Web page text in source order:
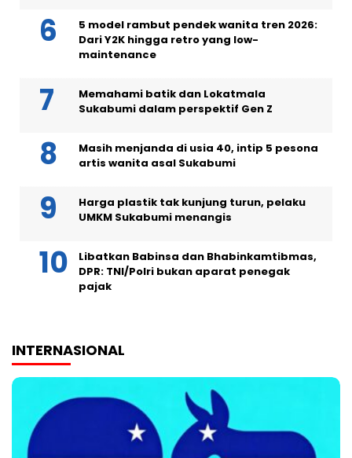
5 model rambut pendek wanita tren 2026:
Dari Y2K hingga retro yang low-
maintenance
Memahami batik dan Lokatmala
Sukabumi dalam perspektif Gen Z
Masih menjanda di usia 40, intip 5 pesona
artis wanita asal Sukabumi
Harga plastik tak kunjung turun, pelaku
UMKM Sukabumi menangis
Libatkan Babinsa dan Bhabinkamtibmas,
DPR: TNI/Polri bukan aparat penegak
pajak
INTERNASIONAL